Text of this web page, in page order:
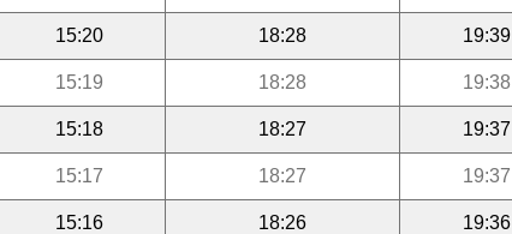
15:20 18:28 19:39
15:19 18:28 19:38
15:18 18:27 19:37
15:17 18:27 19:37
15:16 18:26 19:36